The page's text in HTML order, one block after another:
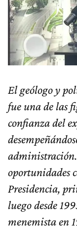
El geólogo y
fue una de las
confianza del
administración.
oportunidades
Presidencia,
luego desde
menemista en